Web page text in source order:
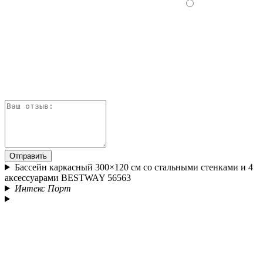
Отправить
Бассейн каркасный 300×120 см со стальными стенками и 4
аксессуарами BESTWAY 56563
Интекс Порт